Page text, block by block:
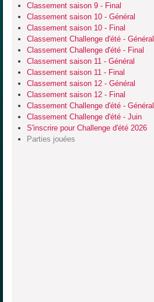
Classement saison 9 - Final
Classement saison 10 - Général
Classement saison 10 - Final
Classement Challenge d'été - Général
Classement Challenge d'été - Final
Classement saison 11 - Général
Classement saison 11 - Final
Classement saison 12 - Général
Classement saison 12 - Final
Classement Challenge d'été - Général
Classement Challenge d'été - Juin
S'inscrire pour Challenge d'été 2026
Parties jouées